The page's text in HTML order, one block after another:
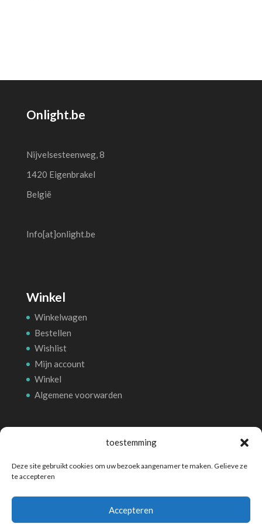
toestemming
Deze site gebruikt cookies om uw bezoek aangenamer te maken. Gelieve ze
te accepteren
Accepteren
Onlight.be
Nijvelsesteenweg, 8
1420 Eigenbrakel
België
Info[at]onlight.be
Winkel
Winkelwagen
Bestellen
Wishlist
Mijn account
Winkel
Algemene voorwarden
Betalingsmethoden